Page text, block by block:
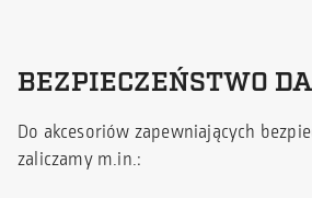
BEZPIECZEŃSTWO
Do akcesoriów zapewniających
zaliczamy m.in.: